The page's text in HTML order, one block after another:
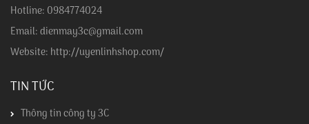
Hotline: 0984774024
Email: dienmay3c@gmail.com
Website: http://uyenlinhshop.com/
TIN TỨC
Thông tin công ty 3C